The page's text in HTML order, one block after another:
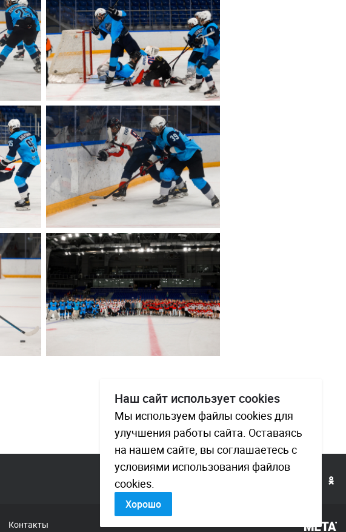
Контакты
Наш сайт использует cookies
Мы используем файлы cookies для
улучшения работы сайта. Оставаясь
на нашем сайте, вы соглашаетесь с
условиями использования файлов
cookies.
Хорошо